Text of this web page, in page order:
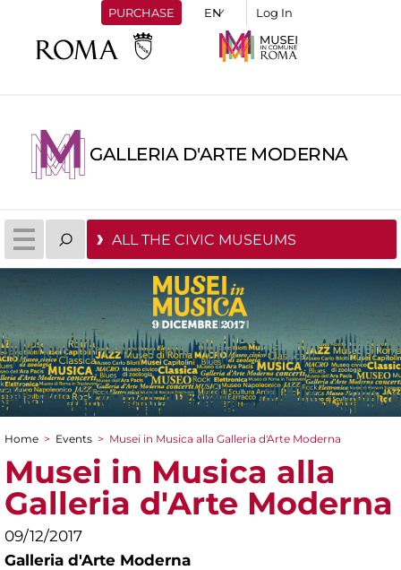
PURCHASE Log In
GALLERIA D'ARTE MODERNA
ALL THE CIVIC MUSEUMS
You are here
Home > Events > Musei in Musica alla Galleria d'Arte Moderna
Musei in Musica alla
Galleria d'Arte Moderna
09/12/2017
Galleria d'Arte Moderna